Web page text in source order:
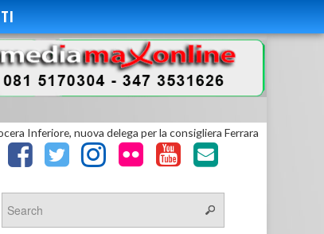
Inferiore, nuova delega per la consigliera Ferrara